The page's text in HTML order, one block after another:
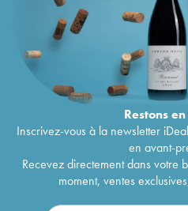
Restons en
Inscrivez-vous à la newsletter
en avant-
Recevez directement dans votre
moment, ventes